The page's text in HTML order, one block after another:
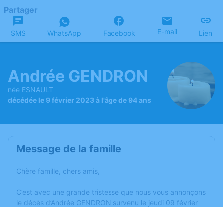
Partager
SMS WhatsApp Facebook E-mail Lien
Andrée GENDRON
née ESNAULT
décédée le 9 février 2023 à l'âge de 94 ans
Message de la famille
Chère famille, chers amis,
C’est avec une grande tristesse que nous vous annonçons
le décès d’Andrée GENDRON survenu le jeudi 09 février